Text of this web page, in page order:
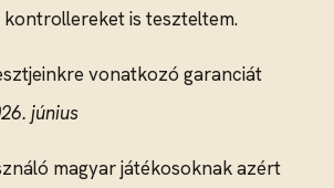
kontrollereket is teszteltem.
vonatkozó garanciát
június
magyar játékosoknak azért